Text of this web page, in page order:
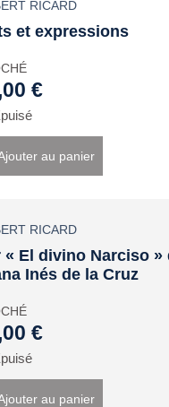
RICARD
et expressions
€
au panier
RICARD
« El divino Narciso »
Inés de la Cruz
€
au panier